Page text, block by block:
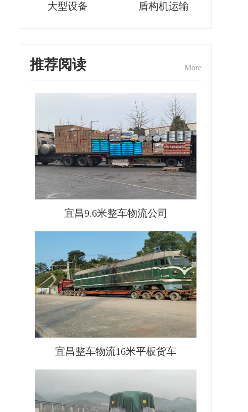
大型设备 盾构机运输
推荐阅读 More
宜昌9.6米整车物流公司
宜昌整车物流16米平板货车